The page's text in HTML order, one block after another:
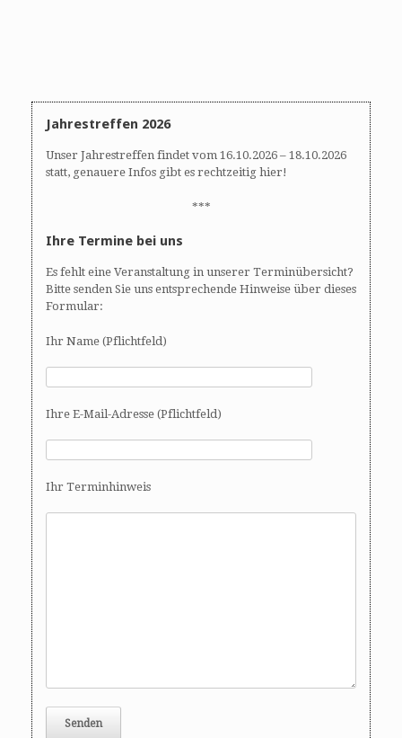
Jahrestreffen 2026
Unser Jahrestreffen findet vom 16.10.2026 – 18.10.2026
statt, genauere Infos gibt es rechtzeitig hier!
***
Ihre Termine bei uns
Es fehlt eine Veranstaltung in unserer Terminübersicht?
Bitte senden Sie uns entsprechende Hinweise über dieses
Formular:
Ihr Name (Pflichtfeld)
Ihre E-Mail-Adresse (Pflichtfeld)
Ihr Terminhinweis